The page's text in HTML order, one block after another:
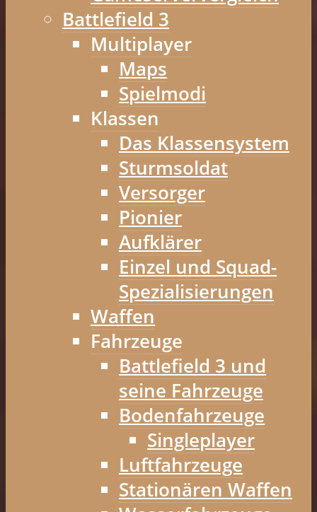
Battlefield 3
Multiplayer
Maps
Spielmodi
Klassen
Das Klassensystem
Sturmsoldat
Versorger
Pionier
Aufklärer
Einzel und Squad-
Spezialisierungen
Waffen
Fahrzeuge
Battlefield 3 und
seine Fahrzeuge
Bodenfahrzeuge
Singleplayer
Luftfahrzeuge
Stationären Waffen